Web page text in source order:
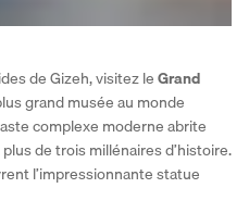
de Gizeh, visitez le Grand
grand musée au monde
complexe moderne abrite
de trois millénaires d’histoire.
l’impressionnante statue